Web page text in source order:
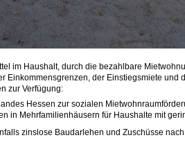
im Haushalt, durch die bezahlbare
der Einstiegsmiete und
zur Verfügung:
Hessen zur sozialen
in Mehrfamilienhäusern für Haushalte mit
zinslose Baudarlehen und Zuschüsse